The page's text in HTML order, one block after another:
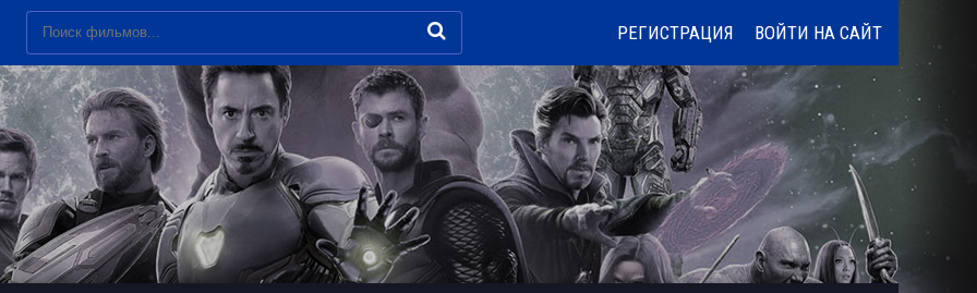
РЕГИСТРАЦИЯ ВОЙТИ НА САЙТ